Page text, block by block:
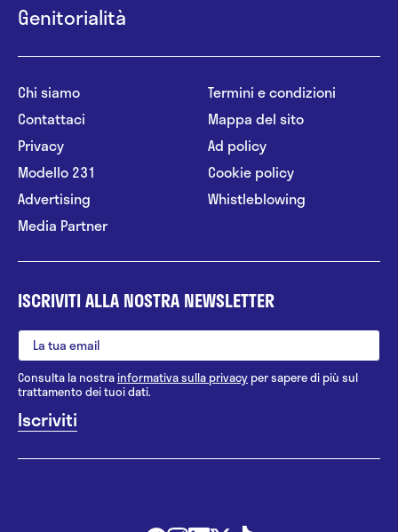
Genitorialità
Chi siamo
Contattaci
Privacy
Modello 231
Advertising
Media Partner
Termini e condizioni
Mappa del sito
Ad policy
Cookie policy
Whistleblowing
ISCRIVITI ALLA NOSTRA NEWSLETTER
Consulta la nostrainformativa sulla privacy per sapere di più sul
trattamento dei tuoi dati.